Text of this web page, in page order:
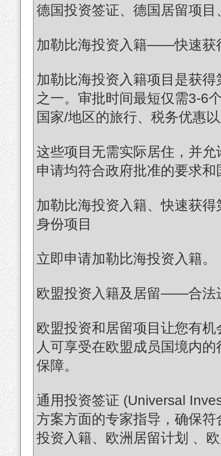
德国投资签证、德国居留项
加勒比海投资入籍——快速获
加勒比海投资入籍项目是获
之一。审批时间最短仅需3-6
国家/地区的旅行、税务优惠
这些项目无需实际居住，并
申请均符合政府批准的要求
加勒比海投资入籍、快速获
身份项目
立即申请加勒比海投资入籍。
欧盟投资入籍及居留——合法
欧盟投资和居留项目让您有
人可享受在欧盟成员国境内
保障。
通用投资签证 (Universal
方案方面的专家指导，确保
投资入籍、欧洲居留计划 、